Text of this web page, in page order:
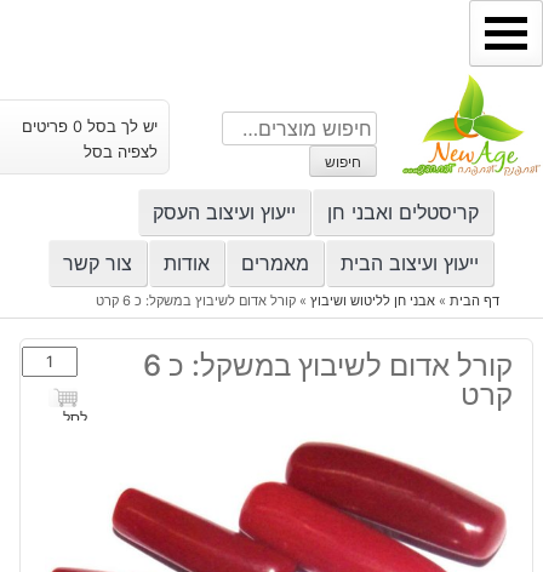
דילוג
לתוכן
חיפוש
עבור:
חיפוש
יש לך בסל 0 פריטים
לצפיה בסל
קריסטלים ואבני חן ייעוץ ועיצוב העסק
ייעוץ ועיצוב הבית מאמרים אודות צור קשר
דף הבית» אבני חן לליטוש ושיבוץ» קורל אדום לשיבוץ במשקל: כ 6 קרט
קורל אדום לשיבוץ במשקל: כ 6
קרט
כמות
של
קורל
לסל